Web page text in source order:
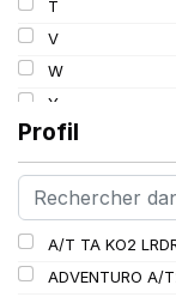
115
116/113
117/114
117/116
T
V
W
Y
Profil
A/T TA KO2
ADVENTURO A/